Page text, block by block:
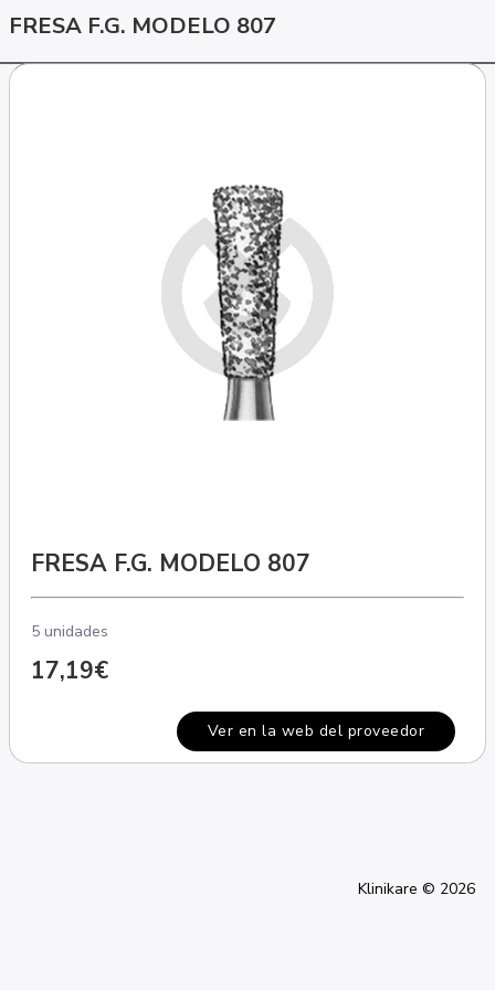
FRESA F.G. MODELO 807
FRESA F.G. MODELO 807
5 unidades
17,19€
Ver en la web del proveedor
Klinikare © 2026